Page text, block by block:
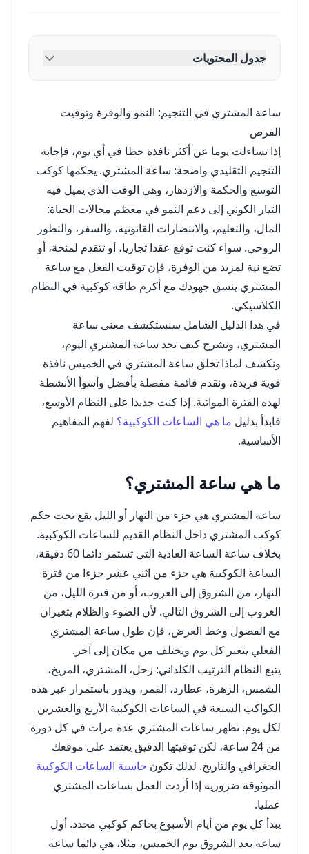
جدول المحتويات
ساعة المشتري في التنجيم: النمو والوفرة وتوقيت
الفرص
إذا تساءلت يوما عن أكثر نافذة حظا في أي يوم، فإجابة
التنجيم التقليدي واضحة: ساعة المشتري. يحكمها كوكب
التوسع والحكمة والازدهار، وهي الوقت الذي يميل فيه
التيار الكوني إلى دعم النمو في معظم مجالات الحياة:
المال، والتعليم، والانتصارات القانونية، والسفر، والتطور
الروحي. سواء كنت توقع عقدا تجاريا، أو تتقدم لمنحة، أو
تضع نية لمزيد من الوفرة، فإن توقيت الفعل مع ساعة
المشتري ينسق جهودك مع أكرم طاقة كوكبية في النظام
الكلاسيكي.
في هذا الدليل الشامل سنستكشف معنى ساعة
المشتري، ونشرح كيف تجد ساعة المشتري اليوم،
ونكشف لماذا تخلق ساعة المشتري في الخميس نافذة
قوية فريدة، ونقدم قائمة مفصلة بأفضل وأسوأ الأنشطة
لهذه الفترة المواتية. إذا كنت جديدا على النظام الأوسع،
فابدأ بدليل ما هي الساعات الكوكبية؟ لفهم المفاهيم
الأساسية.
ما هي ساعة المشتري؟
ساعة المشتري هي جزء من النهار أو الليل يقع تحت حكم
كوكب المشتري داخل النظام القديم للساعات الكوكبية.
بخلاف ساعة الساعة العادية التي تستمر دائما 60 دقيقة،
الساعة الكوكبية هي جزء من اثني عشر جزءا من فترة
النهار، من الشروق إلى الغروب، أو من فترة الليل، من
الغروب إلى الشروق التالي. لأن الضوء والظلام يتغيران
مع الفصول وخط العرض، فإن طول ساعة المشتري
الفعلي يتغير كل يوم ويختلف من مكان إلى آخر.
يتبع النظام الترتيب الكلداني: زحل، المشتري، المريخ،
الشمس، الزهرة، عطارد، القمر، ويدور باستمرار عبر هذه
الكواكب السبعة في الساعات الكوكبية الأربع والعشرين
لكل يوم. تظهر ساعات المشتري عدة مرات في كل دورة
من 24 ساعة، لكن توقيتها الدقيق يعتمد على موقعك
الجغرافي والتاريخ. لذلك تكون حاسبة الساعات الكوكبية
الموثوقة ضرورية إذا أردت العمل بساعات المشتري
عمليا.
يبدأ كل يوم من أيام الأسبوع بحاكم كوكبي محدد. أول
ساعة بعد الشروق يوم الخميس، مثلا، هي دائما ساعة